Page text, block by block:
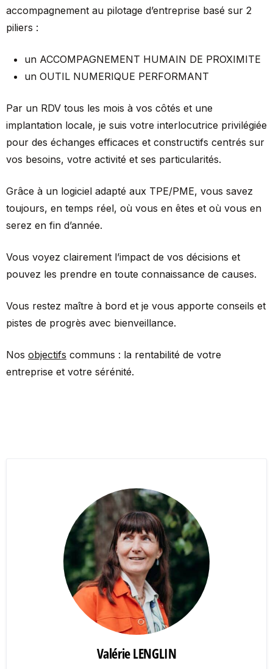
accompagnement au pilotage d’entreprise basé sur 2
piliers :
un ACCOMPAGNEMENT HUMAIN DE PROXIMITE
un OUTIL NUMERIQUE PERFORMANT
Par un RDV tous les mois à vos côtés et une
implantation locale, je suis votre interlocutrice privilégiée
pour des échanges efficaces et constructifs centrés sur
vos besoins, votre activité et ses particularités.
Grâce à un logiciel adapté aux TPE/PME, vous savez
toujours, en temps réel, où vous en êtes et où vous en
serez en fin d’année.
Vous voyez clairement l’impact de vos décisions et
pouvez les prendre en toute connaissance de causes.
Vous restez maître à bord et je vous apporte conseils et
pistes de progrès avec bienveillance.
Nos objectifs communs : la rentabilité de votre
entreprise et votre sérénité.
Valérie LENGLIN